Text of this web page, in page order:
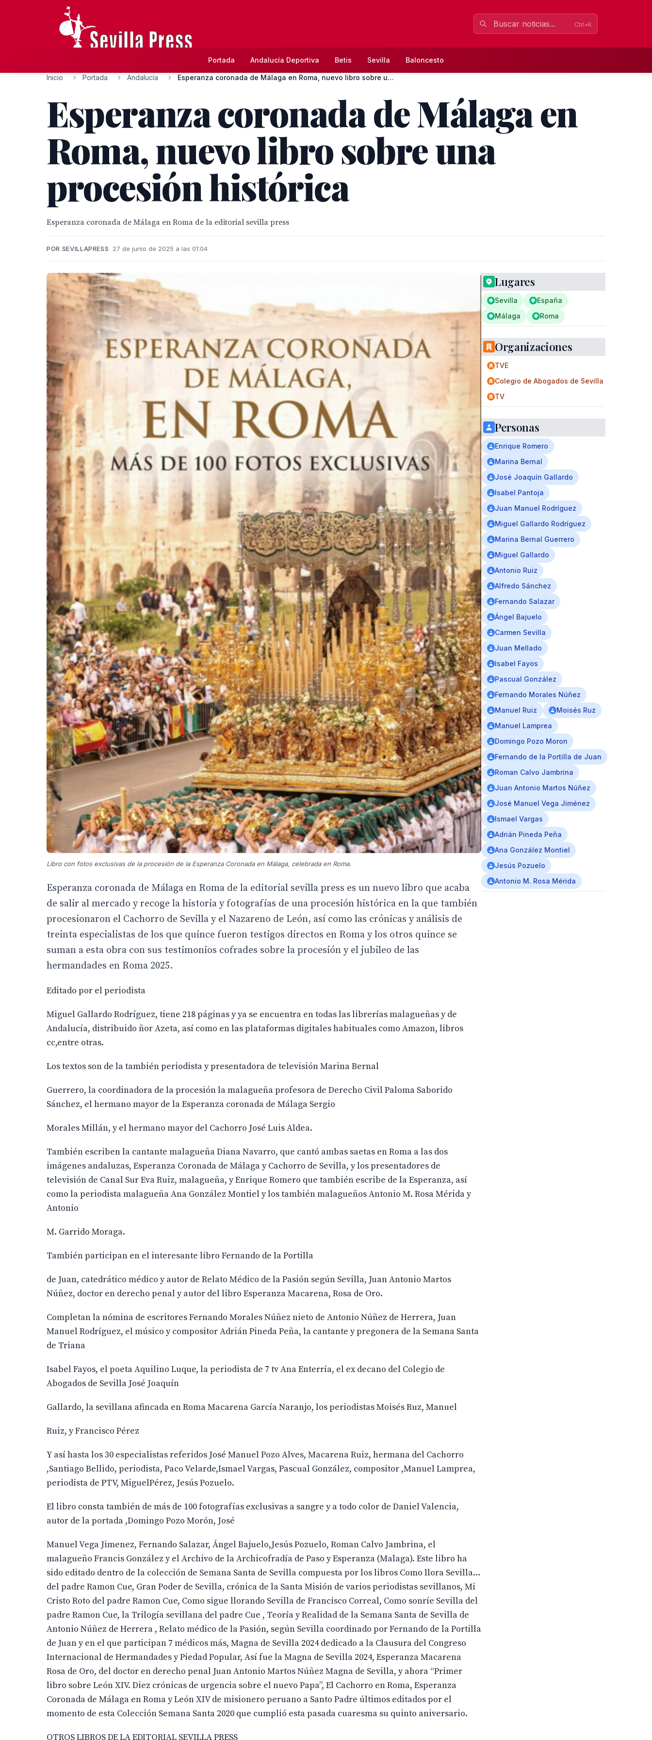
Ctrl+K
Portada Andalucía Deportiva Betis Sevilla Baloncesto
Inicio Portada Andalucía Esperanza coronada de Málaga en Roma, nuevo libro sobre una...
Esperanza coronada de Málaga en
Roma, nuevo libro sobre una
procesión histórica
Esperanza coronada de Málaga en Roma de la editorial sevilla press
POR SEVILLAPRESS 27 de junio de 2025 a las 01:04
Libro con fotos exclusivas de la procesión de la Esperanza Coronada en Málaga, celebrada en Roma.
Esperanza coronada de Málaga en Roma de la editorial sevilla press es un nuevo libro que acaba
de salir al mercado y recoge la historia y fotografías de una procesión histórica en la que también
procesionaron el Cachorro de Sevilla y el Nazareno de León, así como las crónicas y análisis de
treinta especialistas de los que quince fueron testigos directos en Roma y los otros quince se
suman a esta obra con sus testimonios cofrades sobre la procesión y el jubileo de las
hermandades en Roma 2025.
Editado por el periodista
Miguel Gallardo Rodríguez, tiene 218 páginas y ya se encuentra en todas las librerías malagueñas y de
Andalucía, distribuido ñor Azeta, así como en las plataformas digitales habituales como Amazon, libros
cc,entre otras.
Los textos son de la también periodista y presentadora de televisión Marina Bernal
Guerrero, la coordinadora de la procesión la malagueña profesora de Derecho Civil Paloma Saborido
Sánchez, el hermano mayor de la Esperanza coronada de Málaga Sergio
Morales Millán, y el hermano mayor del Cachorro José Luis Aldea.
También escriben la cantante malagueña Diana Navarro, que cantó ambas saetas en Roma a las dos
imágenes andaluzas, Esperanza Coronada de Málaga y Cachorro de Sevilla, y los presentadores de
televisión de Canal Sur Eva Ruiz, malagueña, y Enrique Romero que también escribe de la Esperanza, así
como la periodista malagueña Ana González Montiel y los también malagueños Antonio M. Rosa Mérida y
Antonio
M. Garrido Moraga.
También participan en el interesante libro Fernando de la Portilla
de Juan, catedrático médico y autor de Relato Médico de la Pasión según Sevilla, Juan Antonio Martos
Núñez, doctor en derecho penal y autor del libro Esperanza Macarena, Rosa de Oro.
Completan la nómina de escritores Fernando Morales Núñez nieto de Antonio Núñez de Herrera, Juan
Manuel Rodríguez, el músico y compositor Adrián Pineda Peña, la cantante y pregonera de la Semana Santa
de Triana
Isabel Fayos, el poeta Aquilino Luque, la periodista de 7 tv Ana Enterría, el ex decano del Colegio de
Abogados de Sevilla José Joaquín
Gallardo, la sevillana afincada en Roma Macarena García Naranjo, los periodistas Moisés Ruz, Manuel
Ruiz, y Francisco Pérez
Y así hasta los 30 especialistas referidos José Manuel Pozo Alves, Macarena Ruiz, hermana del Cachorro
,Santiago Bellido, periodista, Paco Velarde,Ismael Vargas, Pascual González, compositor ,Manuel Lamprea,
periodista de PTV, MiguelPérez, Jesús Pozuelo.
El libro consta también de más de 100 fotografías exclusivas a sangre y a todo color de Daniel Valencia,
autor de la portada ,Domingo Pozo Morón, José
Manuel Vega Jimenez, Fernando Salazar, Ángel Bajuelo,Jesús Pozuelo, Roman Calvo Jambrina, el
malagueño Francis González y el Archivo de la Archicofradía de Paso y Esperanza (Malaga). Este libro ha
sido editado dentro de la colección de Semana Santa de Sevilla compuesta por los libros Como llora Sevilla…
del padre Ramon Cue, Gran Poder de Sevilla, crónica de la Santa Misión de varios periodistas sevillanos, Mi
Cristo Roto del padre Ramon Cue, Como sigue llorando Sevilla de Francisco Correal, Como sonríe Sevilla del
padre Ramon Cue, la Trilogía sevillana del padre Cue , Teoría y Realidad de la Semana Santa de Sevilla de
Antonio Núñez de Herrera , Relato médico de la Pasión, según Sevilla coordinado por Fernando de la Portilla
de Juan y en el que participan 7 médicos más, Magna de Sevilla 2024 dedicado a la Clausura del Congreso
Internacional de Hermandades y Piedad Popular, Así fue la Magna de Sevilla 2024, Esperanza Macarena
Rosa de Oro, del doctor en derecho penal Juan Antonio Martos Núñez Magna de Sevilla, y ahora “Primer
libro sobre León XIV. Diez crónicas de urgencia sobre el nuevo Papa”, El Cachorro en Roma, Esperanza
Coronada de Málaga en Roma y León XIV de misionero peruano a Santo Padre últimos editados por el
momento de esta Colección Semana Santa 2020 que cumplió esta pasada cuaresma su quinto aniversario.
OTROS LIBROS DE LA EDITORIAL SEVILLA PRESS
Lugares
Sevilla
España
Málaga
Roma
Organizaciones
TVE
Colegio de Abogados de Sevilla
TV
Personas
Enrique Romero
Marina Bernal
José Joaquín Gallardo
Isabel Pantoja
Juan Manuel Rodríguez
Miguel Gallardo Rodríguez
Marina Bernal Guerrero
Miguel Gallardo
Antonio Ruiz
Alfredo Sánchez
Fernando Salazar
Ángel Bajuelo
Carmen Sevilla
Juan Mellado
Isabel Fayos
Pascual González
Fernando Morales Núñez
Manuel Ruiz
Moisés Ruz
Manuel Lamprea
Domingo Pozo Moron
Fernando de la Portilla de Juan
Roman Calvo Jambrina
Juan Antonio Martos Núñez
José Manuel Vega Jiménez
Ismael Vargas
Adrián Pineda Peña
Ana González Montiel
Jesús Pozuelo
Antonio M. Rosa Mérida